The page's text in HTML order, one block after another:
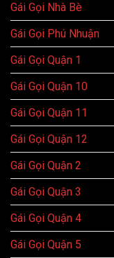
Gái Gọi Nhà Bè
Gái Gọi Phú Nhuận
Gái Gọi Quận 1
Gái Gọi Quận 10
Gái Gọi Quận 11
Gái Gọi Quận 12
Gái Gọi Quận 2
Gái Gọi Quận 3
Gái Gọi Quận 4
Gái Gọi Quận 5